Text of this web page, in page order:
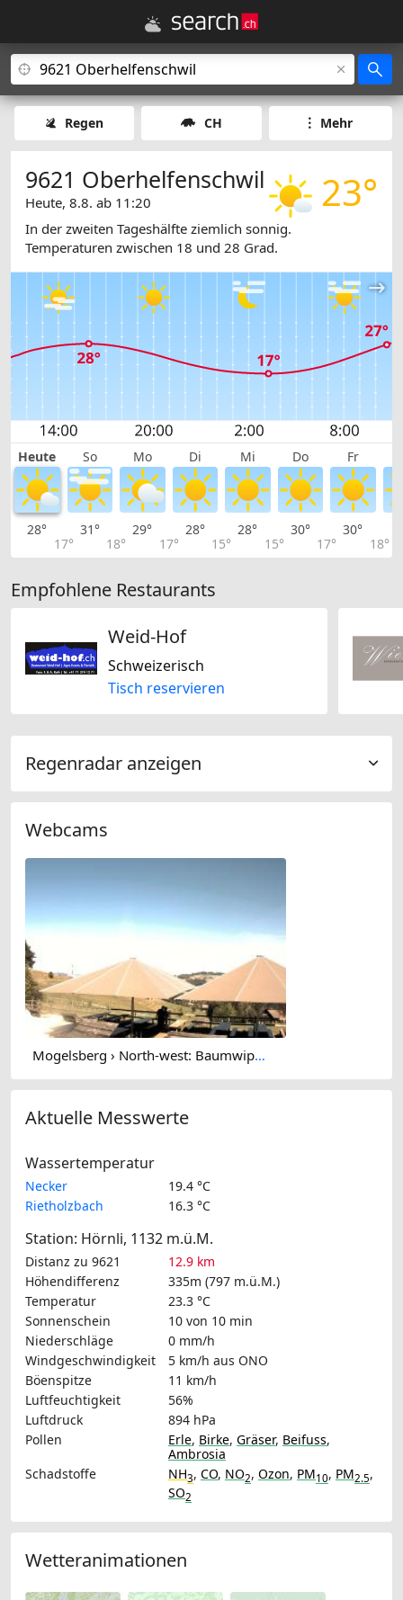
Regen CH Mehr
23°
9621 Oberhelfenschwil
Heute, 8.8. ab 11:20
In der zweiten Tageshälfte ziemlich sonnig.
Temperaturen zwischen 18 und 28 Grad.
Heute So Mo Di Mi Do Fr
28°
17°
31°
18°
29°
17°
28°
15°
28°
15°
30°
17°
30°
18°
Empfohlene Restaurants
Weid-Hof
Schweizerisch
Tisch reservieren
Regenradar anzeigen
Webcams
Mogelsberg › North-west: Baumwipfelpfad Neckertal
Aktuelle Messwerte
Wassertemperatur
Necker
19.4 °C
Rietholzbach
16.3 °C
Station: Hörnli, 1132 m.ü.M.
Distanz zu 9621
12.9 km
Höhendifferenz
335m (797 m.ü.M.)
Temperatur
23.3 °C
Sonnenschein
10 von 10 min
Niederschläge
0 mm/h
Windgeschwindigkeit
5 km/h aus ONO
Böenspitze
11 km/h
Luftfeuchtigkeit
56%
Luftdruck
894 hPa
Pollen
Erle, Birke, Gräser, Beifuss,
Ambrosia
Schadstoffe
NH3, CO, NO2, Ozon, PM10, PM2.5,
SO2
Wetteranimationen